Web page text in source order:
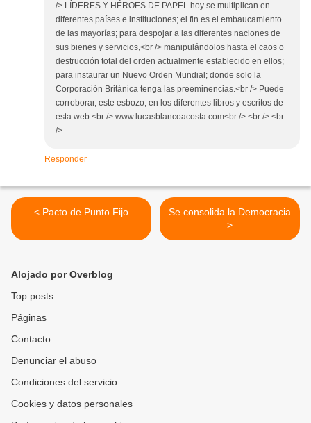
/> LÍDERES Y HÉROES DE PAPEL hoy se multiplican en
diferentes países e instituciones; el fin es el embaucamiento
de las mayorías; para despojar a las diferentes naciones de
sus bienes y servicios,<br /> manipulándolos hasta el caos o
destrucción total del orden actualmente establecido en ellos;
para instaurar un Nuevo Orden Mundial; donde solo la
Corporación Británica tenga las preeminencias.<br /> Puede
corroborar, este esbozo, en los diferentes libros y escritos de
esta web:<br /> www.lucasblancoacosta.com<br /> <br /> <br
/>
Responder
< Pacto de Punto Fijo
Se consolida la Democracia
>
Alojado por Overblog
Top posts
Páginas
Contacto
Denunciar el abuso
Condiciones del servicio
Cookies y datos personales